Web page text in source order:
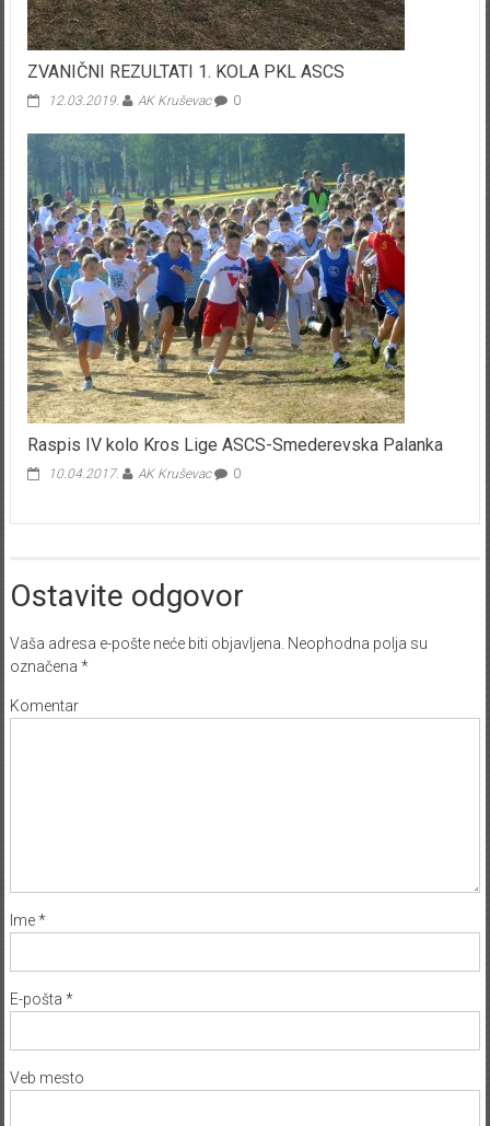
ZVANIČNI REZULTATI 1. KOLA PKL ASCS
12.03.2019. AK Kruševac 0
Raspis IV kolo Kros Lige ASCS-Smederevska Palanka
10.04.2017. AK Kruševac 0
Ostavite odgovor
Vaša adresa e-pošte neće biti objavljena. Neophodna polja su
označena *
Komentar
Ime*
E-pošta *
Veb mesto